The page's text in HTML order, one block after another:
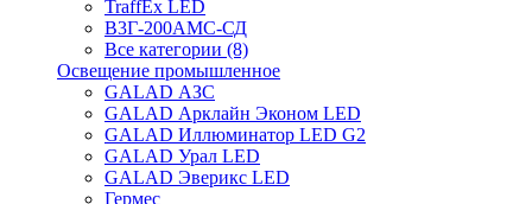
TraffEx LED
В3Г-200АМС-СД
Все категории (8)
Освещение промышленное
GALAD АЗС
GALAD Арклайн Эконом LED
GALAD Иллюминатор LED G2
GALAD Урал LED
GALAD Эверикс LED
Гермес